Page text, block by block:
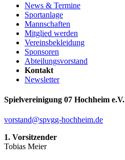
News & Termine
Sportanlage
Mannschaften
Mitglied werden
Vereinsbekleidung
Sponsoren
Abteilungsvorstand
Kontakt
Newsletter
Spielvereinigung 07 Hochheim e.V.
vorstand@spvgg-hochheim.de
1. Vorsitzender
Tobias Meier